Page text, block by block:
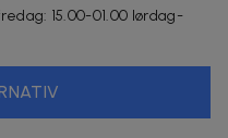
15.00-01.00 lørdag-